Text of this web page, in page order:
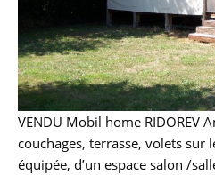
VENDU Mobil home RIDOREV
couchages, terrasse, volets sur
équipée, d’un espace salon /